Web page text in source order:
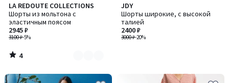
LA REDOUTE COLLECTIONS
Шорты из мольтона с
эластичным поясом
3100 ₽-5%
2945 ₽
4
/
5
Количество
цветов:
2
4
/
JDY
Шорты широкие, с высокой
талией
3000 ₽-20%
2400 ₽